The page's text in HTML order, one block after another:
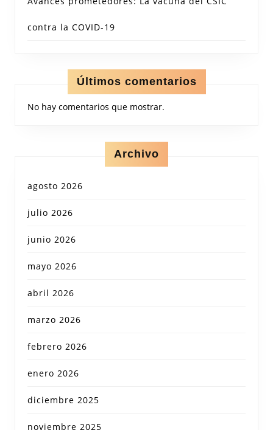
contra la COVID-19
Últimos comentarios
No hay comentarios que mostrar.
Archivo
agosto 2026
julio 2026
junio 2026
mayo 2026
abril 2026
marzo 2026
febrero 2026
enero 2026
diciembre 2025
noviembre 2025